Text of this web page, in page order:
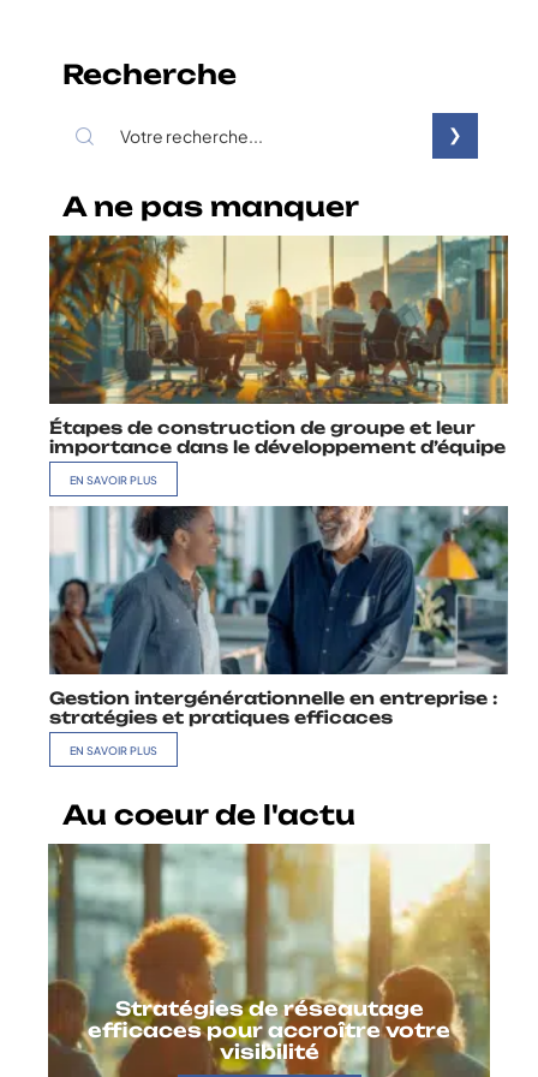
Recherche
A ne pas manquer
Étapes de construction de groupe et leur
importance dans le développement d’équipe
EN SAVOIR PLUS
Gestion intergénérationnelle en entreprise :
stratégies et pratiques efficaces
EN SAVOIR PLUS
Au coeur de l'actu
Stratégies de réseautage
efficaces pour accroître votre
visibilité